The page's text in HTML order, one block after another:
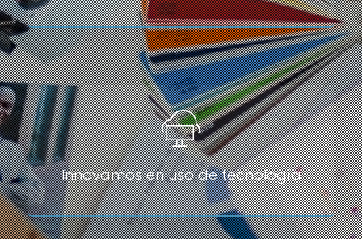
Innovamos en uso de tecnología